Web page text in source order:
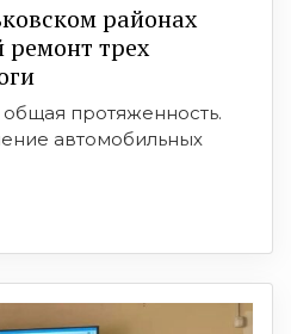
районах
трех
общая протяженность.
автомобильных